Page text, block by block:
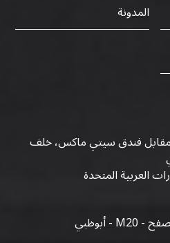
المدونة
الراحة، مقابل فندق سيتي ماكس، خلف